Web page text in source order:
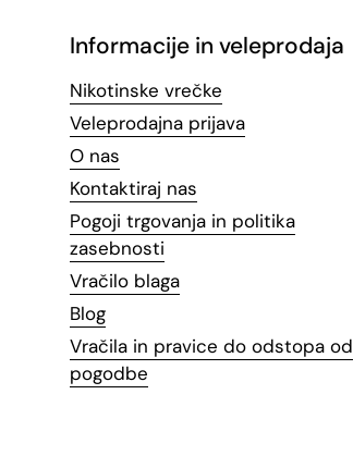
Informacije in veleprodaja
Nikotinske vrečke
Veleprodajna prijava
O nas
Kontaktiraj nas
Pogoji trgovanja in politika
zasebnosti
Vračilo blaga
Blog
Vračila in pravice do odstopa od
pogodbe